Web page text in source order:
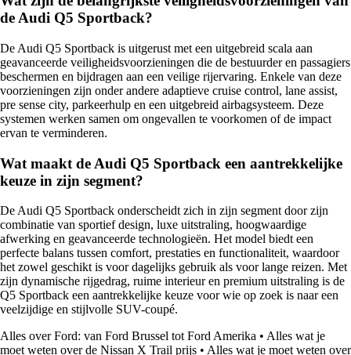
de Audi Q5 Sportback?
De Audi Q5 Sportback is uitgerust met een uitgebreid scala aan
geavanceerde veiligheidsvoorzieningen die de bestuurder en passagiers
beschermen en bijdragen aan een veilige rijervaring. Enkele van deze
voorzieningen zijn onder andere adaptieve cruise control, lane assist,
pre sense city, parkeerhulp en een uitgebreid airbagsysteem. Deze
systemen werken samen om ongevallen te voorkomen of de impact
ervan te verminderen.
Wat maakt de Audi Q5 Sportback een aantrekkelijke
keuze in zijn segment?
De Audi Q5 Sportback onderscheidt zich in zijn segment door zijn
combinatie van sportief design, luxe uitstraling, hoogwaardige
afwerking en geavanceerde technologieën. Het model biedt een
perfecte balans tussen comfort, prestaties en functionaliteit, waardoor
het zowel geschikt is voor dagelijks gebruik als voor lange reizen. Met
zijn dynamische rijgedrag, ruime interieur en premium uitstraling is de
Q5 Sportback een aantrekkelijke keuze voor wie op zoek is naar een
veelzijdige en stijlvolle SUV-coupé.
Alles over Ford: van Ford Brussel tot Ford Amerika • Alles wat je
moet weten over de Nissan X Trail prijs • Alles wat je moet weten over